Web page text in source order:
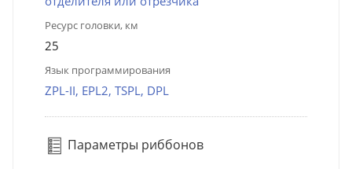
Ресурс головки, км
25
Язык программирования
ZPL-II, EPL2, TSPL, DPL
Параметры риббонов